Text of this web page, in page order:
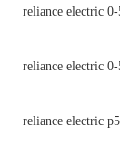
reliance electric 0-
reliance electric
reliance electric